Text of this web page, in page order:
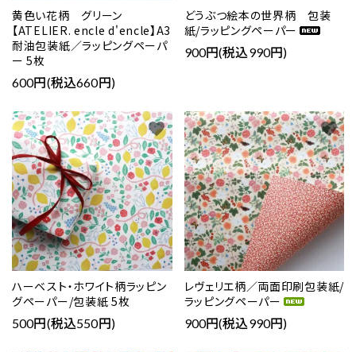
黄色い花柄 グリーン
【ATELIER. encle d'encle】A3
耐油包装紙／ラッピングペーパ
ー 5枚
600円(税込660円)
どうぶつ絵本の世界柄 包装
紙/ラッピングペーパー
900円(税込990円)
ハーベスト・ホワイト柄ラッピン
グペーパー/包装紙 5枚
500円(税込550円)
favorite
レヴェリエ柄／両面印刷包装紙/
ラッピングペーパー
900円(税込990円)
favorite